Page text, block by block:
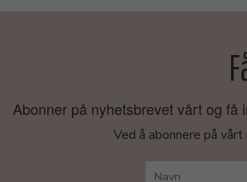
Abonner på nyhetsbrevet vårt og få
Ved å abonnere på